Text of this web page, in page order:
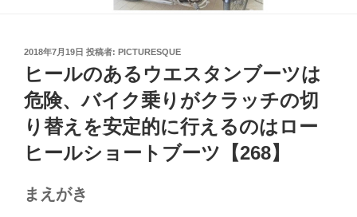
投
稿
日:
2018年7月19日 投稿者: PICTURESQUE
ヒールのあるウエスタンブーツは
危険、バイク乗りがクラッチの切
り替えを安定的に行えるのはロー
ヒールショートブーツ【268】
まえがき